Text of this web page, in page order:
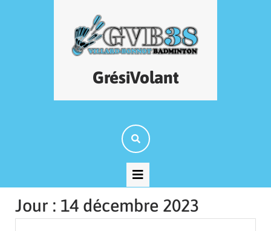
GrésiVolant
Button
Jour : 14 décembre 2023